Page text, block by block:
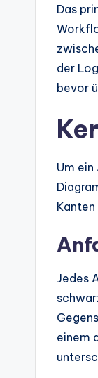
Das
der
bevor
Um
Jedes
einem